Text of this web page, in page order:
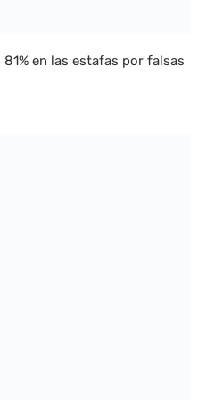
en las estafas por falsas